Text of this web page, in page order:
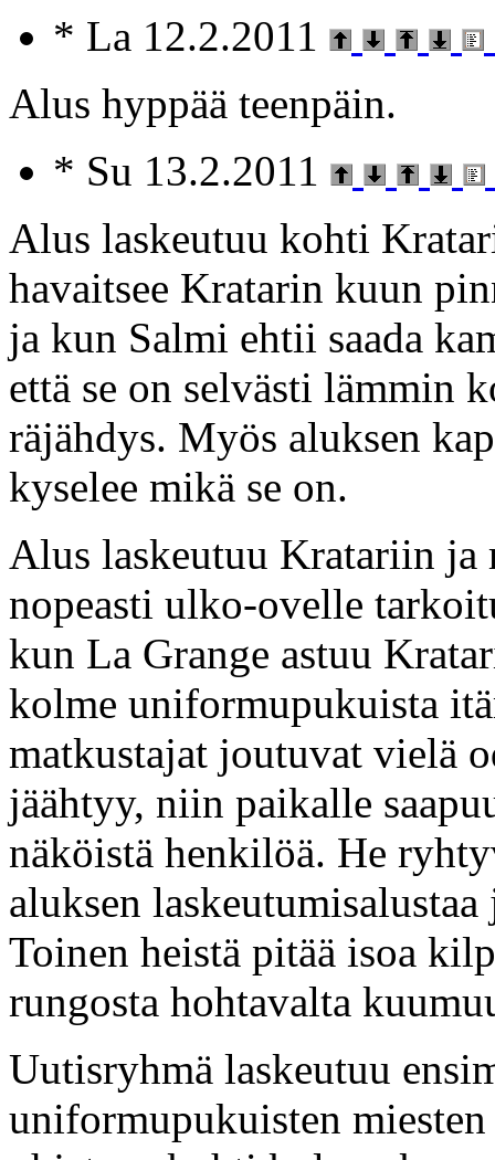
* La 12.2.2011
Alus hyppää teenpäin.
* Su 13.2.2011
Alus laskeutuu kohti
havaitsee Kratarin kuun
ja kun Salmi ehtii saada
että se on selvästi lämmin
räjähdys. Myös aluksen
kyselee mikä se on.
Alus laskeutuu Kratariin
nopeasti ulko-ovelle
kun La Grange astuu
kolme uniformupukuista
matkustajat joutuvat vielä
jäähtyy, niin paikalle
näköistä henkilöä. He
aluksen
Toinen heistä pitää isoa
rungosta hohtavalta
Uutisryhmä laskeutuu
uniformupukuisten